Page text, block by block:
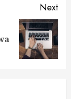
Next